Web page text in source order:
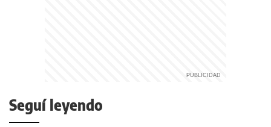
Seguí leyendo